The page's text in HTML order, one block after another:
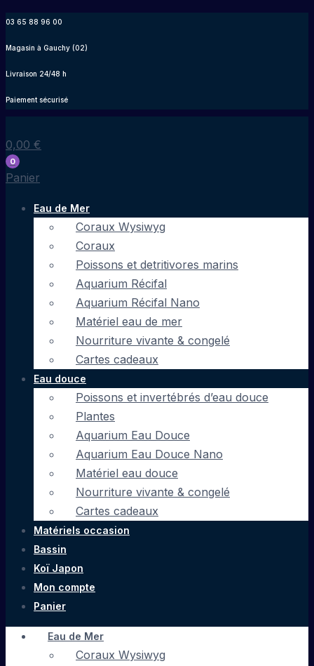
contenu
03 65 88 96 00
Magasin à Gauchy (02)
Livraison 24/48 h
Paiement sécurisé
0,00 €
0
Panier
Eau de Mer
Coraux Wysiwyg
Coraux
Poissons et detritivores marins
Aquarium Récifal
Aquarium Récifal Nano
Matériel eau de mer
Nourriture vivante & congelé
Cartes cadeaux
Eau douce
Poissons et invertébrés d’eau douce
Plantes
Aquarium Eau Douce
Aquarium Eau Douce Nano
Matériel eau douce
Nourriture vivante & congelé
Cartes cadeaux
Matériels occasion
Bassin
Koï Japon
Mon compte
Panier
Eau de Mer
Coraux Wysiwyg